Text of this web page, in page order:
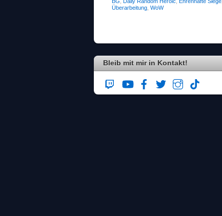
Überarbeitung WoW
Bleib mit mir in Kontakt!